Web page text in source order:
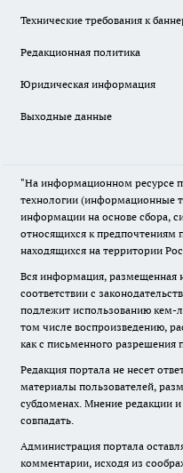
Технические требования к
Редакционная политика
Юридическая информация
Выходные данные
"На информационном ресурсе
технологии (информационные
информации на основе сбора,
относящихся к предпочтениям
находящихся на территории
Вся информация, размещенная
соответствии с
подлежит использованию кем-
том числе воспроизведению,
как с письменного разрешения
Редакция портала не несет
материалы пользователей,
субдоменах. Мнение редакции
совпадать.
Администрация портала
комментарии, исходя из